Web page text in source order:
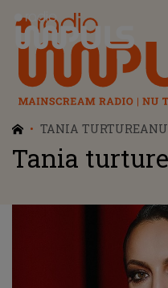
Radio Impuls
TANIA
Tania